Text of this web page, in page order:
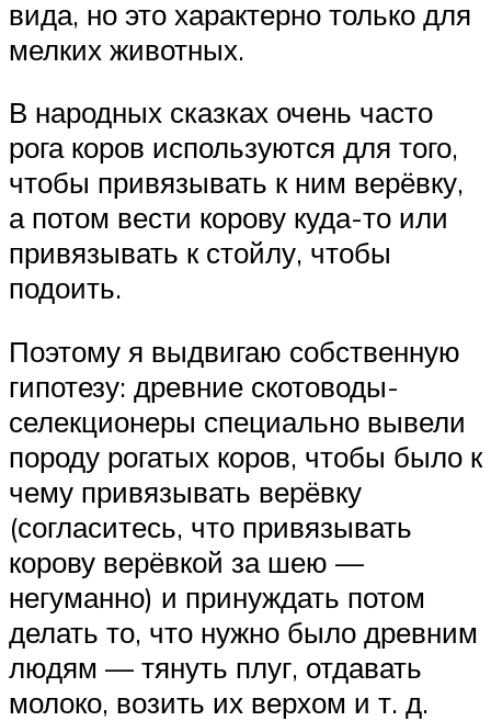
вида, но это характерно только для
мелких животных.
В народных сказках очень часто
рога коров используются для того,
чтобы привязывать к ним верёвку,
а потом вести корову куда-то или
привязывать к стойлу, чтобы
подоить.
Поэтому я выдвигаю собственную
гипотезу: древние скотоводы-
селекционеры специально вывели
породу рогатых коров, чтобы было к
чему привязывать верёвку
(согласитесь, что привязывать
корову верёвкой за шею —
негуманно) и принуждать потом
делать то, что нужно было древним
людям — тянуть плуг, отдавать
молоко, возить их верхом и т. д.